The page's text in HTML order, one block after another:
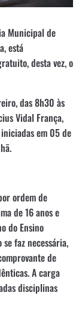
Municipal de
está
desta vez, o
das 8h30 às
Vidal França,
em 05 de
ordem de
de 16 anos e
do Ensino
faz necessária,
de
A carga
disciplinas